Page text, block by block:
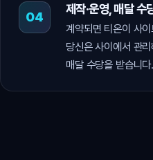
제작·운영, 매달 수
계약되면 티온이 사
당신은 사이에서 관
매달 수당을 받습니다.